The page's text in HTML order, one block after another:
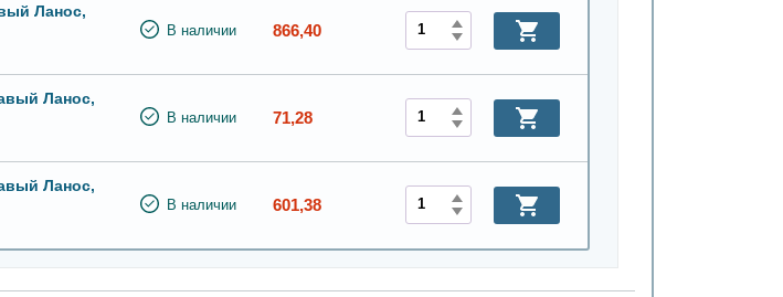
Ланос,
В наличии 866,40
Ланос,
В наличии 71,28
Ланос,
В наличии 601,38